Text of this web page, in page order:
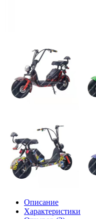
Описание
Характеристики